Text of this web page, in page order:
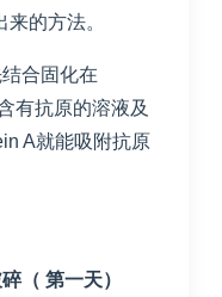
的方法。
合固化在
有抗原的溶液及
A就能吸附抗原
（ 第一天）